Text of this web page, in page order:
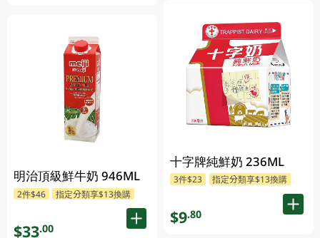
明治頂級鮮牛奶 946ML
2件$46 指定分類享$13換購
$33.00
十字牌純鮮奶 236ML
3件$23 指定分類享$13換購
$9.80